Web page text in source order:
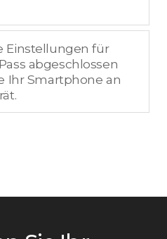
Einstellungen für
abgeschlossen
Ihr Smartphone an